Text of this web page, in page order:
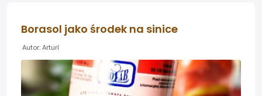
Borasol jako środek na sinice
Autor: ArturI